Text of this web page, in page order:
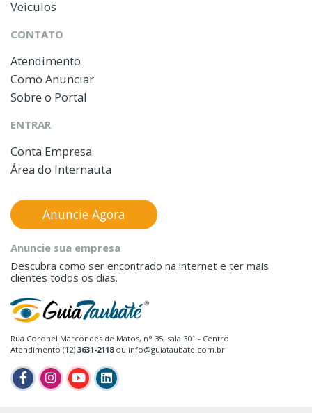
Veículos
CONTATO
Atendimento
Como Anunciar
Sobre o Portal
ENTRAR
Conta Empresa
Área do Internauta
Rua Coronel Marcondes de Matos, n° 35, sala 301 - Centro
Atendimento (12) 3631-2118ou info@guiataubate.com.br
Anuncie sua empresa
Descubra como ser encontrado na internet e ter mais
clientes todos os dias.
Anuncie Agora